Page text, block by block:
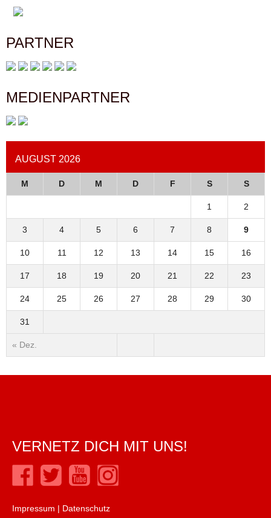
PARTNER
MEDIENPARTNER
AUGUST 2026
M D M D F S S
« Dez.
1 2
3 4 5 6 7 8 9
10 11 12 13 14 15 16
17 18 19 20 21 22 23
24 25 26 27 28 29 30
31
VERNETZ DICH MIT UNS!
Impressum | Datenschutz